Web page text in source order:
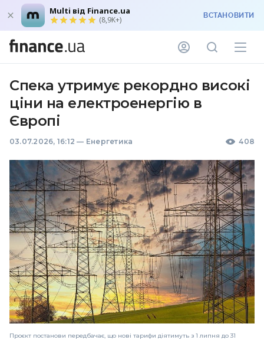
Multi від Finance.ua
(8,9K+) ВСТАНОВИТИ
Спека утримує рекордно високі
ціни на електроенергію в
Європі
03.07.2026, 16:12 — Енергетика 408
Проєкт постанови передбачає, що нові тарифи діятимуть з 1 липня до 31